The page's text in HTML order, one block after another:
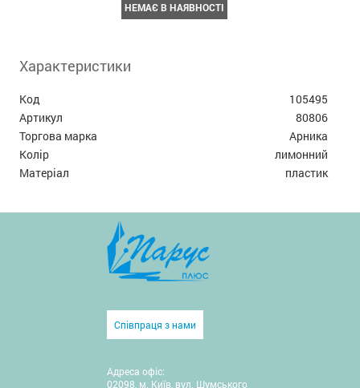
НЕМАЄ В НАЯВНОСТІ
Характеристики
Код
105495
Артикул
80806
Торгова марка
Арника
Колір
лимонний
Матеріал
пластик
Співпраця з нами
Адреса офіс:
02098, м. Київ, вул. Шумського